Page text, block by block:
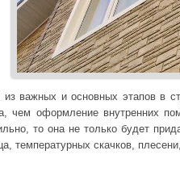
важных и основных этапов в
чем оформление внутренних
то она не только будет
температурных скачков,